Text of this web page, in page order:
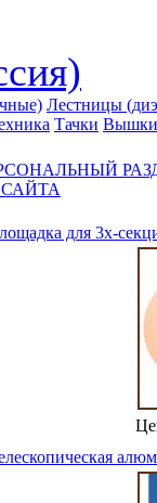
Лестницы
Тачки
для 3х-